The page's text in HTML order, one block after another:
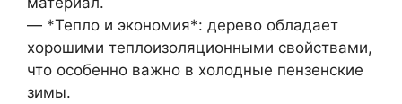
— *Тепло и экономия*: дерево обладает
хорошими теплоизоляционными свойствами,
что особенно важно в холодные пензенские
зимы.